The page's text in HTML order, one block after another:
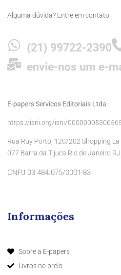
Alguma dúvida? Entre em contato:
(21) 99722-2390
envie-nos um e-
E-papers Servicos Editoriais Ltda.
https://isni.org/isni/
Rua Ruy Porto, 120/202 Shopping
077 Barra da Tijuca Rio de Janeiro RJ,
CNPJ 03.484.075/0001-83
Informações
Sobre a E-papers
Livros no prelo